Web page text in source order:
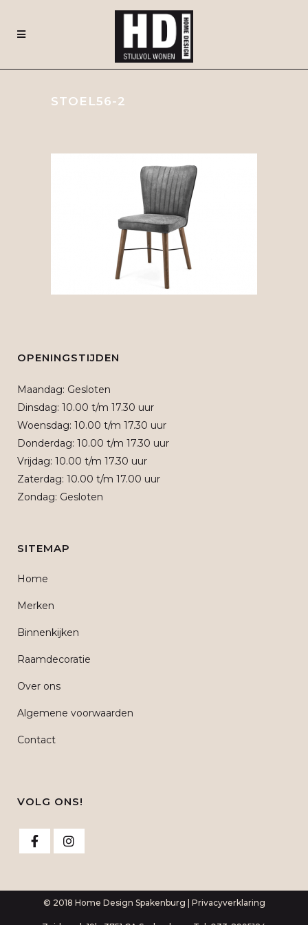
STOEL56-2
OPENINGSTIJDEN
Maandag: Gesloten
Dinsdag: 10.00 t/m 17.30 uur
Woensdag: 10.00 t/m 17.30 uur
Donderdag: 10.00 t/m 17.30 uur
Vrijdag: 10.00 t/m 17.30 uur
Zaterdag: 10.00 t/m 17.00 uur
Zondag: Gesloten
SITEMAP
Home
Merken
Binnenkijken
Raamdecoratie
Over ons
Algemene voorwaarden
Contact
VOLG ONS!
© 2018 Home Design Spakenburg | Privacyverklaring